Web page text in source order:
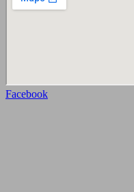
Facebook